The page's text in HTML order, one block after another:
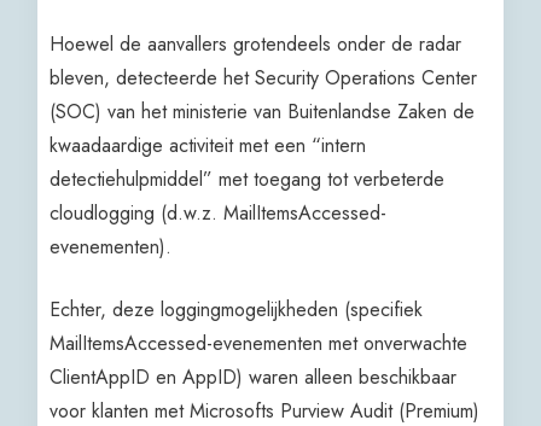
Hoewel de aanvallers grotendeels onder de radar
bleven, detecteerde het Security Operations Center
(SOC) van het ministerie van Buitenlandse Zaken de
kwaadaardige activiteit met een “intern
detectiehulpmiddel” met toegang tot verbeterde
cloudlogging (d.w.z. MailItemsAccessed-
evenementen).
Echter, deze loggingmogelijkheden (specifiek
MailItemsAccessed-evenementen met onverwachte
ClientAppID en AppID) waren alleen beschikbaar
voor klanten met Microsofts Purview Audit (Premium)